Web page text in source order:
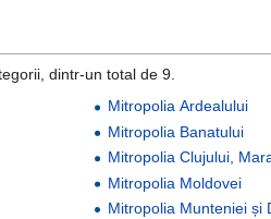
dintr-un total de 9.
Mitropolia Ardealului
Mitropolia Banatului
Mitropolia Clujului,
Mitropolia Moldovei
Mitropolia Munteniei și